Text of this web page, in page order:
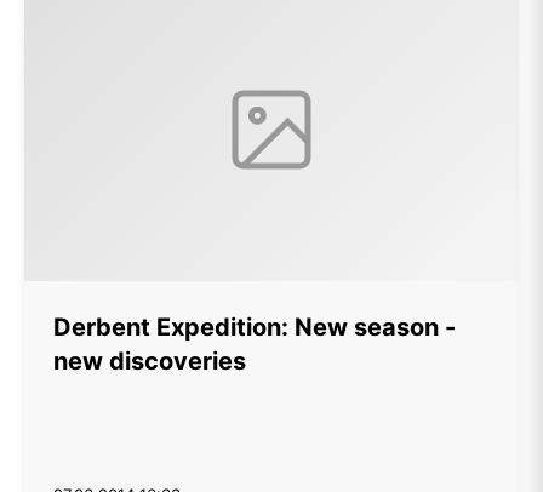
Derbent Expedition: New season -
new discoveries